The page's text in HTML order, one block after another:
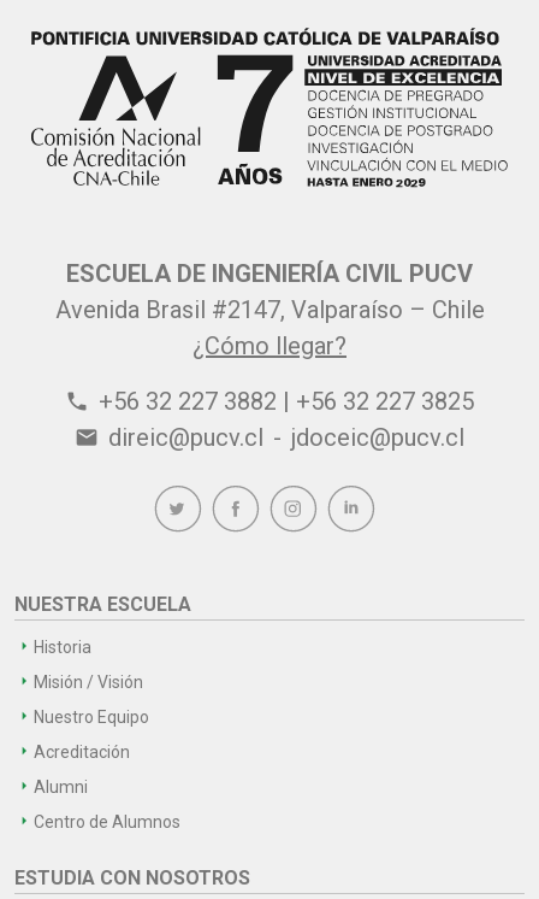
ESCUELA DE INGENIERÍA CIVIL PUCV
Avenida Brasil #2147, Valparaíso – Chile
¿Cómo llegar?
phone +56 32 227 3882 | +56 32 227 3825
email direic@pucv.cl - jdoceic@pucv.cl
NUESTRA ESCUELA
Historia
Misión / Visión
Nuestro Equipo
Acreditación
Alumni
Centro de Alumnos
ESTUDIA CON NOSOTROS